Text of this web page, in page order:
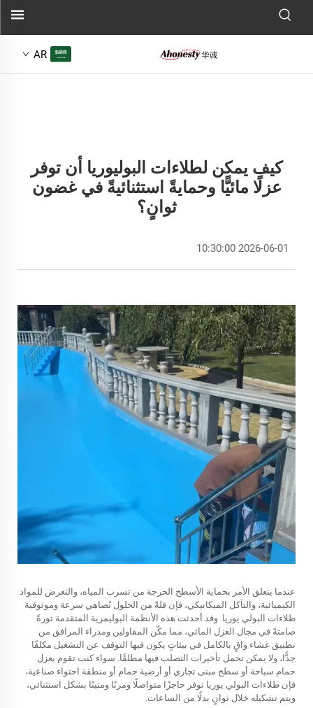
AR
كيف يمكن لطلاءات البوليوريا أن توفر
عزلًا مائيًّا وحمايةً استثنائيةً في غضون
ثوانٍ؟
2026-06-01 10:30:00
عندما يتعلق الأمر بحماية الأسطح الحرجة من تسرب المياه، والتعرض للمواد
الكيميائية، والتآكل الميكانيكي، فإن قلةً من الحلول تُضاهي سرعة وموثوقية
طلاءات البولي يوريا. وقد أحدثت هذه الأنظمة البوليمرية المتقدمة ثورةً
صامتةً في مجال العزل المائي، مما مكّن المقاولين ومدراء المرافق من
تطبيق غشاء واقٍ بالكامل في بيئاتٍ يكون فيها التوقف عن التشغيل مكلفًا
جدًّا، ولا يمكن تحمل تأخيرات التصلب فيها مطلقًا. سواء كنت تقوم بعزل
حمام سباحة أو سطح مبنى تجاري أو أرضية حمام أو منطقة احتواء صناعية،
فإن طلاءات البولي يوريا توفر حاجزًا متواصلًا ومرنًا ومتينًا بشكل استثنائي،
ويتم تشكيله خلال ثوانٍ بدلًا من الساعات.